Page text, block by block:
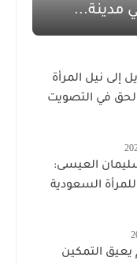
مدينة...
إلى نيل المرأة
في التصويت
العيسى:
السعودية
يعيق التمكين